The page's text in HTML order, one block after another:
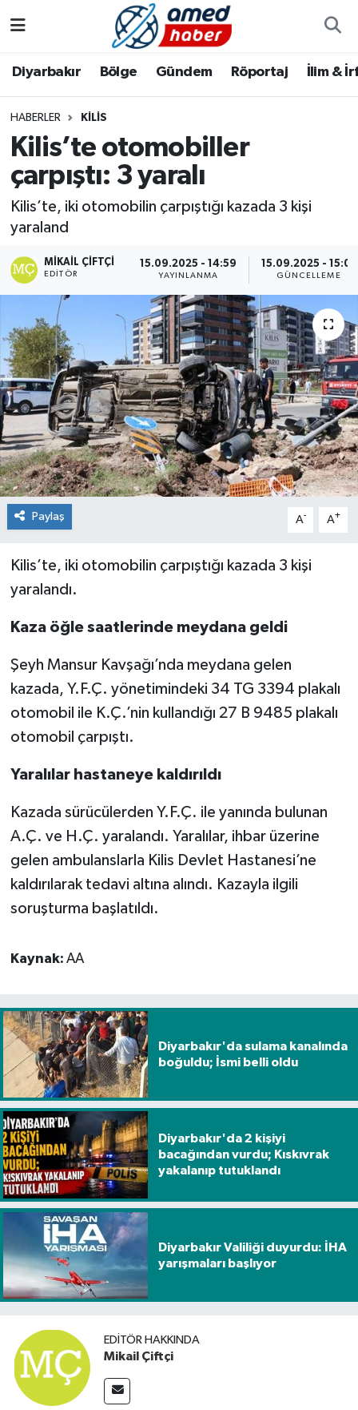
Diyarbakır Bölge Gündem Röportaj İlim &
HABERLER KILIS
Kilis’te otomobiller
çarpıştı: 3 yaralı
Kilis’te, iki otomobilin çarpıştığı kazada 3 kişi
yaraland
MIKAIL ÇIFTÇI
EDITÖR
15.09.2025 - 14:59
YAYINLANMA
15.09.2025 - 15:01
GÜNCELLEME
Paylaş A- A+
Kilis’te, iki otomobilin çarpıştığı kazada 3 kişi
yaralandı.
Kaza öğle saatlerinde meydana geldi
Şeyh Mansur Kavşağı’nda meydana gelen
kazada, Y.F.Ç. yönetimindeki 34 TG 3394 plakalı
otomobil ile K.Ç.’nin kullandığı 27 B 9485 plakalı
otomobil çarpıştı.
Yaralılar hastaneye kaldırıldı
Kazada sürücülerden Y.F.Ç. ile yanında bulunan
A.Ç. ve H.Ç. yaralandı. Yaralılar, ihbar üzerine
gelen ambulanslarla Kilis Devlet Hastanesi’ne
kaldırılarak tedavi altına alındı. Kazayla ilgili
soruşturma başlatıldı.
Kaynak: AA
Diyarbakır'da sulama kanalında
boğuldu; İsmi belli oldu
Diyarbakır'da 2 kişiyi
bacağından vurdu; Kıskıvrak
yakalanıp tutuklandı
Diyarbakır Valiliği duyurdu: İHA
yarışmaları başlıyor
EDITÖR HAKKINDA
Mikail Çiftçi
Bölge
Röportaj
Foto Galeri
Yazarlar
Aile
Asayiş
Bilim & Teknoloji
Bölge
Dünya
Eğitim
Ekonomi
Genel
Güncel
Gündem
İlim & İrfan
KURDÎ
Sağlık
Sağlık & Yaşam
Siyaset
Diyarbakır Hava Durumu
Diyarbakır Namaz Vakitleri
Diyarbakır Trafik Yoğunluk Haritası
Süper Lig Puan Durumu ve Fikstür
Tüm Manşetler
Son Dakika Haberleri
Haber Arşivi